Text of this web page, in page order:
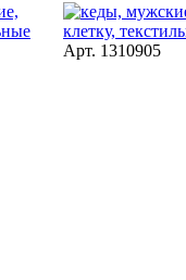
Арт. 1310905